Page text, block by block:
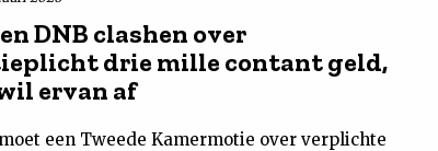
DNB clashen over
drie mille contant geld,
ervan af
een Tweede Kamermotie over verplichte